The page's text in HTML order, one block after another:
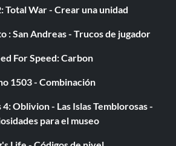
Total War - Crear una unidad
: San Andreas - Trucos de jugador
For Speed: Carbon
1503 - Combinación
Oblivion - Las Islas Temblorosas -
para el museo